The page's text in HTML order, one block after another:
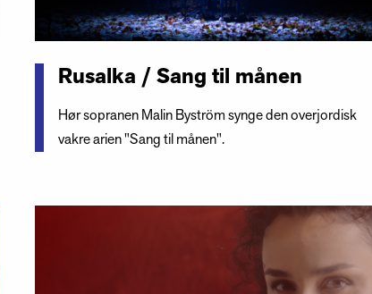
Rusalka / Sang til månen
Hør sopranen Malin Byström synge den overjordisk
vakre arien "Sang til månen".